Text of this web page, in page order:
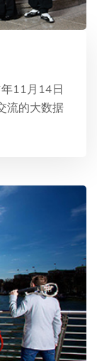
11月14日
流的大数据